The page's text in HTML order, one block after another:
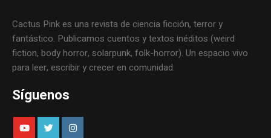
Cactus Pink es una revista de ciencia ficción, terror y
fantástico. Publicamos cuentos y textos inéditos (weird
fiction, body horror, solarpunk, folk-horror). Un espacio vivo
para leer, escribir y crecer en comunidad.
Síguenos